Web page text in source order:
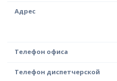
Адрес
Телефон офиса
Телефон диспетчерской